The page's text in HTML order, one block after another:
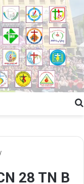
28 TN B